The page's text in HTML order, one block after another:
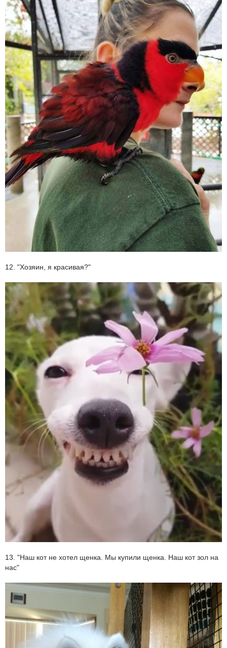
12. "Хозяин, я красивая?"
13. "Наш кот не хотел щенка. Мы купили щенка. Наш кот зол на
нас"